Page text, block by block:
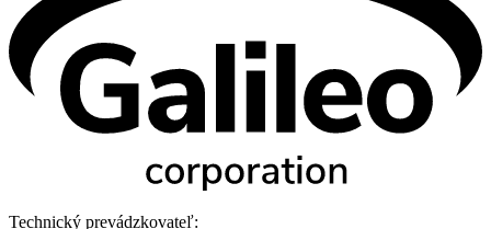
Technický prevádzkovateľ: